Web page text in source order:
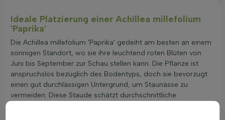
Ideale Platzierung einer Achillea millefolium
'Paprika'
Die Achillea millefolium 'Paprika' gedeiht am besten an einem
sonnigen Standort, wo sie ihre leuchtend roten Blüten von
Juni bis September zur Schau stellen kann. Die Pflanze ist
anspruchslos bezüglich des Bodentyps, doch sie bevorzugt
einen gut durchlässigen Untergrund, um Staunässe zu
vermeiden. Diese Staude schätzt durchschnittliche